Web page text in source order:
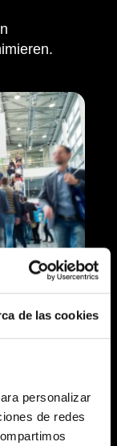
de las cookies
personalizar
de redes
in
Die